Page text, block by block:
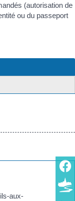
(autorisation de
ou du passeport
aux-